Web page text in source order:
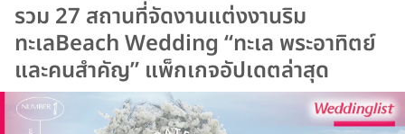
รวม 27 สถานที่จัดงานแต่งงานริม
ทะเลBeach Wedding “ทะเล พระอาทิตย์
และคนสำคัญ” แพ็กเกจอัปเดตล่าสุด